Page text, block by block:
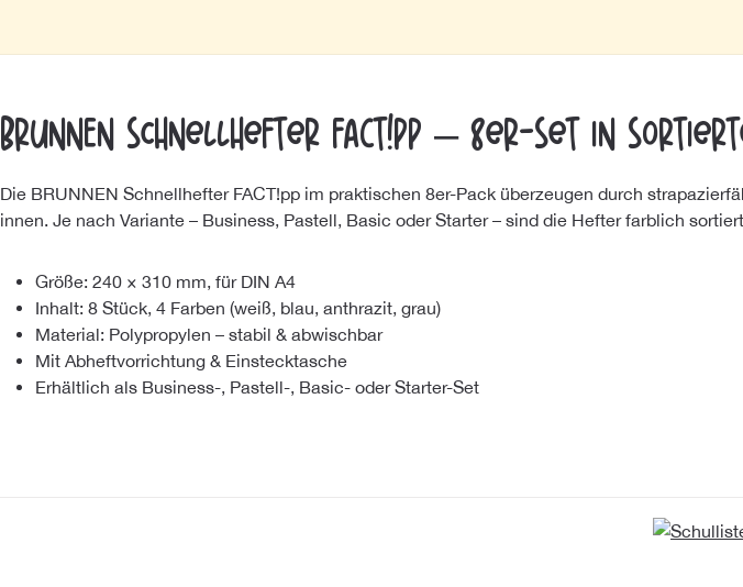
BRUNNEN Schnellhefter FACT!pp – 8er-Set in
Die BRUNNEN Schnellhefter FACT!pp im praktischen 8er-Pack überzeugen durch
innen. Je nach Variante – Business, Pastell, Basic oder Starter – sind die Hefter farblich
Größe: 240 × 310 mm, für DIN A4
Inhalt: 8 Stück, 4 Farben (weiß, blau, anthrazit, grau)
Material: Polypropylen – stabil & abwischbar
Mit Abheftvorrichtung & Einstecktasche
Erhältlich als Business-, Pastell-, Basic- oder Starter-Set